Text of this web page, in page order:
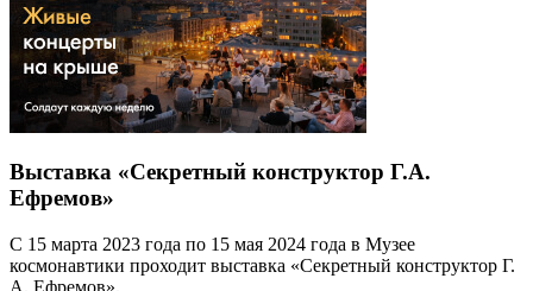
Выставка «Секретный конструктор Г.А.
Ефремов»
С 15 марта 2023 года по 15 мая 2024 года в Музее
космонавтики проходит выставка «Секретный конструктор Г.
А. Ефремов».